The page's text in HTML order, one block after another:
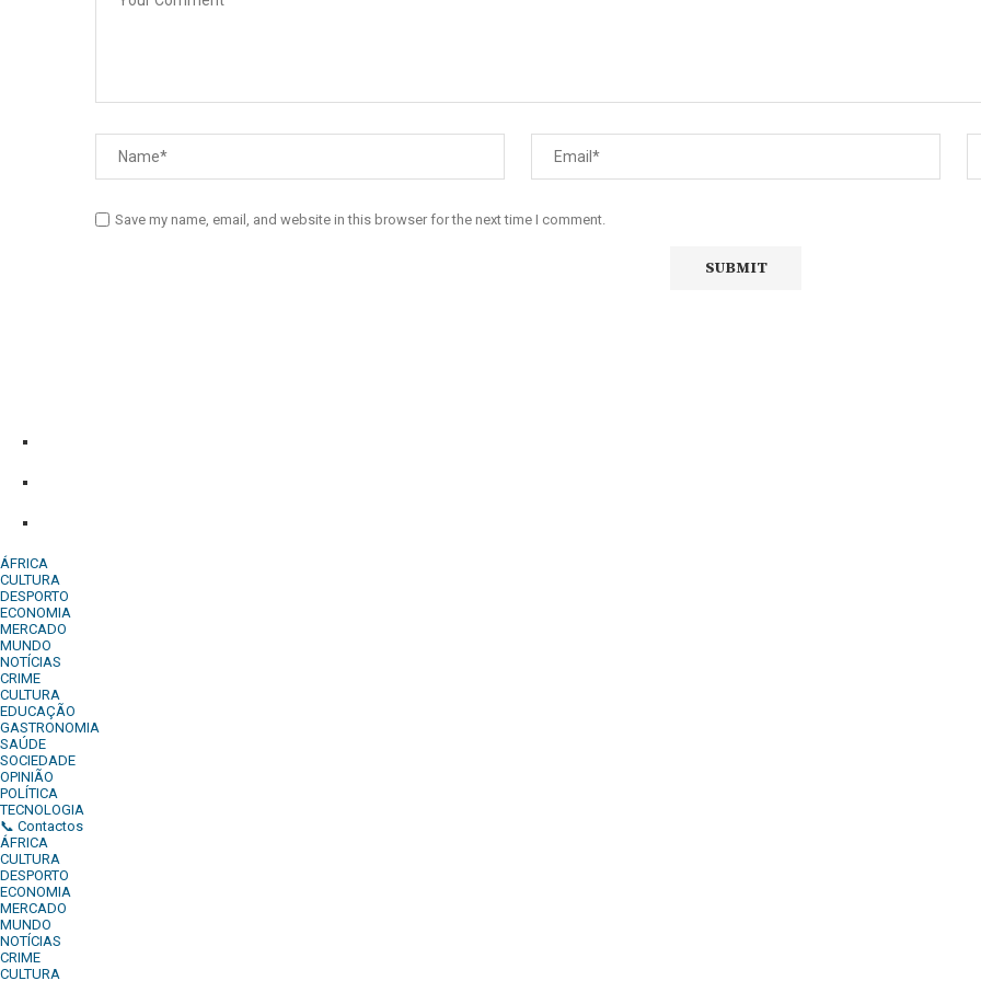
Save my name, email, and website in this browser for the next time I comment.
ÁFRICA
CULTURA
DESPORTO
ECONOMIA
MERCADO
MUNDO
NOTÍCIAS
CRIME
CULTURA
EDUCAÇÃO
GASTRONOMIA
SAÚDE
SOCIEDADE
OPINIÃO
POLÍTICA
TECNOLOGIA
📞 Contactos
ÁFRICA
CULTURA
DESPORTO
ECONOMIA
MERCADO
MUNDO
NOTÍCIAS
CRIME
CULTURA